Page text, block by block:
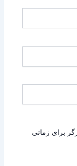
برای زمانی